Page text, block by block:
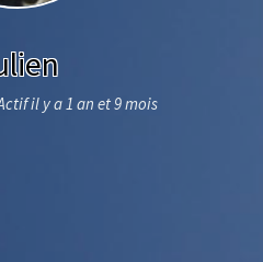
il y a 1 an et 9 mois